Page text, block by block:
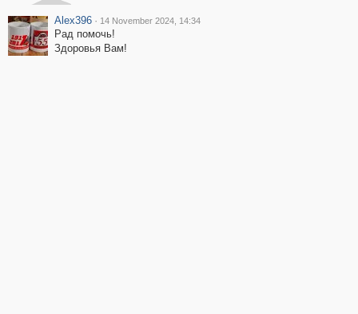
Alex396 · 14 November 2024, 14:34
Рад помочь!
Здоровья Вам!